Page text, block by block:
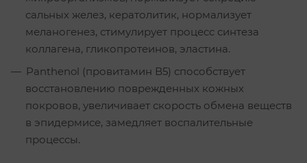
сальных желез, кератолитик, нормализует
меланогенез, стимулирует процесс синтеза
коллагена, гликопротеинов, эластина.
Panthenol (провитамин В5) способствует
восстановлению поврежденных кожных
покровов, увеличивает скорость обмена веществ
в эпидермисе, замедляет воспалительные
процессы.